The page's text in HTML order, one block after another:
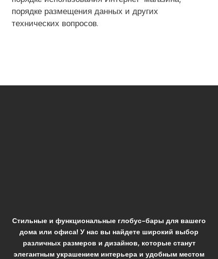
порядке размещения данных и других
технических вопросов.
Стильные и функциональные глобус-бары для вашего
дома или офиса! У нас вы найдете широкий выбор
различных размеров и дизайнов, которые станут
элегантным украшением интерьера и удобным местом